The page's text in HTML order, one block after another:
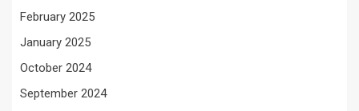
February 2025
January 2025
October 2024
September 2024